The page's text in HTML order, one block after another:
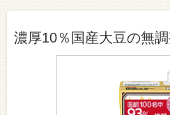
濃厚10％国産大豆の無